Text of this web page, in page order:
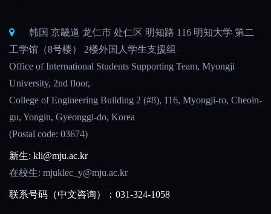
韩国 京畿道 龙仁市 处仁区 明知路 116 明知大学 第二
工学馆（8号楼） 2楼外国人学生支援组
Office of International Students Supporting Team, Myongji
University, 2nd floor,
College of Engineering Building 2 (#8), 116, Myongji-ro, Cheoin-
gu, Yongin, Gyeonggi-do, Korea
(Postal code: 03674)
新生: kli@mju.ac.kr
在校生: mjuklec_y@mju.ac.kr
联系号码（中文咨询）：031-324-1058